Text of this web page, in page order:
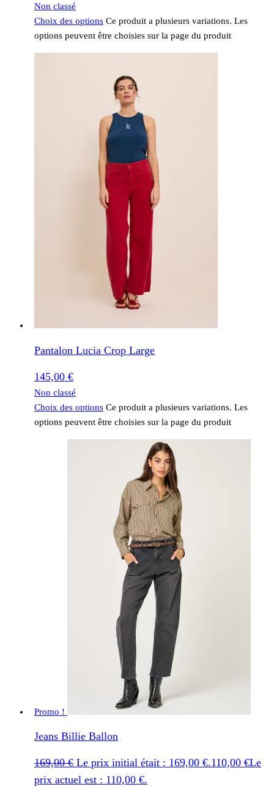
Non classé
Choix des options Ce produit a plusieurs variations. Les
options peuvent être choisies sur la page du produit
Pantalon Lucia Crop Large
145,00 €
Non classé
Choix des options Ce produit a plusieurs variations. Les
options peuvent être choisies sur la page du produit
Promo !
Jeans Billie Ballon
169,00€ Le prix initial était : 169,00 €.110,00 €Le
prix actuel est : 110,00 €.